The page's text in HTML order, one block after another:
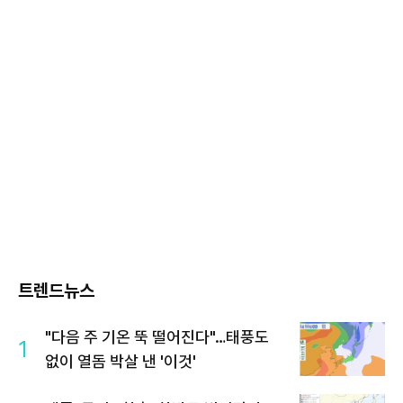
트렌드뉴스
1
"다음 주 기온 뚝 떨어진다"…태풍도
없이 열돔 박살 낸 '이것'